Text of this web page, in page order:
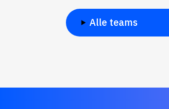
Alle teams